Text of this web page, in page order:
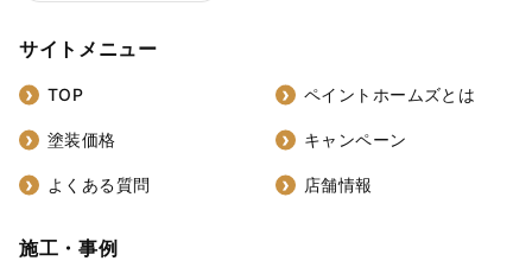
サイトメニュー
TOP ペイントホームズとは
塗装価格 キャンペーン
よくある質問 店舗情報
施工・事例